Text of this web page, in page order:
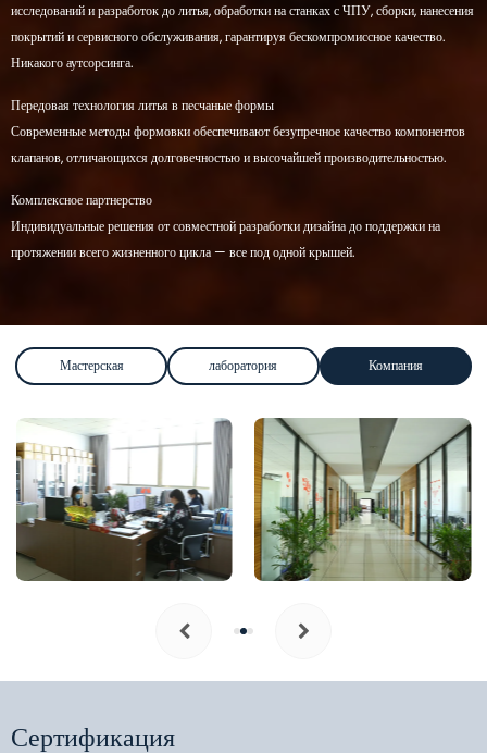
исследований и разработок до литья, обработки на станках с ЧПУ, сборки, нанесения
покрытий и сервисного обслуживания, гарантируя бескомпромиссное качество.
Никакого аутсорсинга.
Передовая технология литья в песчаные формы
Современные методы формовки обеспечивают безупречное качество компонентов
клапанов, отличающихся долговечностью и высочайшей производительностью.
Комплексное партнерство
Индивидуальные решения от совместной разработки дизайна до поддержки на
протяжении всего жизненного цикла — все под одной крышей.
Мастерская лаборатория Компания
Сертификация